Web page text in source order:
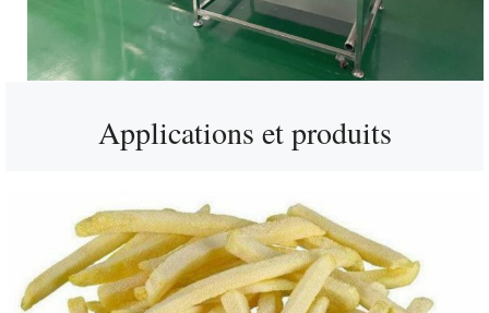
Applications et produits